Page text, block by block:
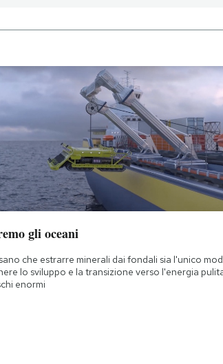
gli oceani
che estrarre minerali dai fondali sia l'unico
lo sviluppo e la transizione verso l'energia
enormi